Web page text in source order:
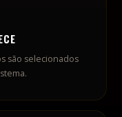
lista oficial desta
mail. Aí sim retira o